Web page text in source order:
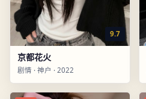
9.7
京都花火
剧情 · 神户 · 2022